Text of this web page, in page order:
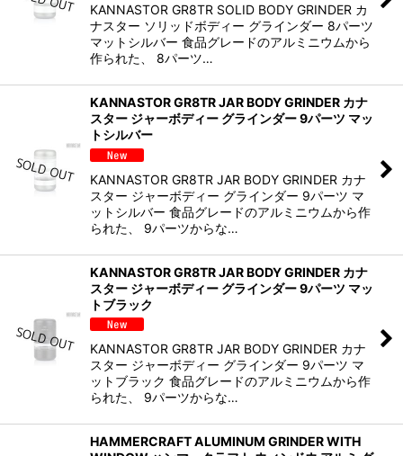
KANNASTOR GR8TR SOLID BODY GRINDER カ
ナスター ソリッドボディー グラインダー 8パーツ
マットシルバー 食品グレードのアルミニウムから
作られた、 8パーツ…
KANNASTOR GR8TR JAR BODY GRINDER カナ
スター ジャーボディー グラインダー 9パーツ マッ
トシルバー
KANNASTOR GR8TR JAR BODY GRINDER カナ
スター ジャーボディー グラインダー 9パーツ マ
ットシルバー 食品グレードのアルミニウムから作
られた、 9パーツからな…
KANNASTOR GR8TR JAR BODY GRINDER カナ
スター ジャーボディー グラインダー 9パーツ マッ
トブラック
KANNASTOR GR8TR JAR BODY GRINDER カナ
スター ジャーボディー グラインダー 9パーツ マ
ットブラック 食品グレードのアルミニウムから作
られた、 9パーツからな…
HAMMERCRAFT ALUMINUM GRINDER WITH